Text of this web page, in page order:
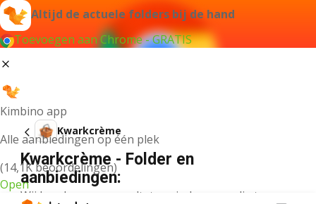
Altijd de actuele folders bij de hand
Toevoegen aan Chrome - GRATIS
Kimbino app
Alle aanbiedingen op één plek
(14,1K beoordelingen)
Open
Kwarkcrème
Kwarkcrème - Folder en
aanbiedingen:
Wij konden geen resultaten vinden voor die term.